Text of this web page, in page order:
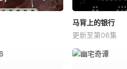
马背上的银行
更新至第06集